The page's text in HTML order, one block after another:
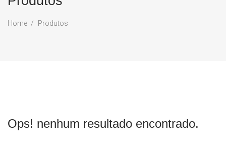
Home Produtos
Ops! nenhum resultado encontrado.